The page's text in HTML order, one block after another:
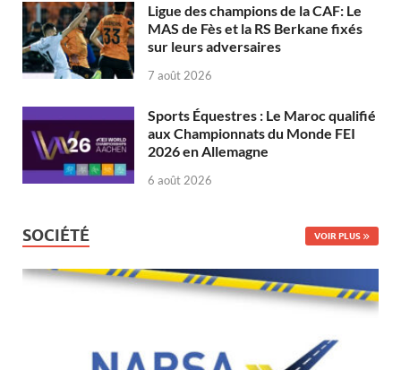
Ligue des champions de la CAF: Le
MAS de Fès et la RS Berkane fixés
sur leurs adversaires
7 août 2026
Sports Équestres : Le Maroc qualifié
aux Championnats du Monde FEI
2026 en Allemagne
6 août 2026
SOCIÉTÉ VOIR PLUS